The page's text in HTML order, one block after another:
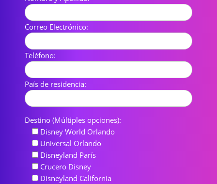
Correo Electrónico:
Teléfono:
País de residencia:
Destino (Múltiples opciones):
Disney World Orlando
Universal Orlando
Disneyland París
Crucero Disney
Disneyland California